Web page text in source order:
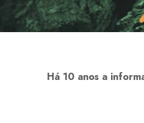
Há 10 anos a